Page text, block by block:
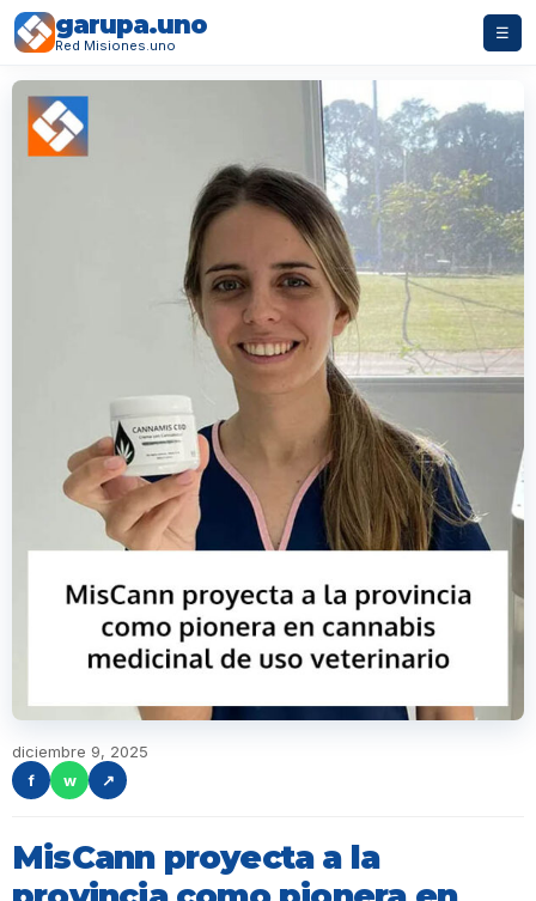
garupa.uno
Red Misiones.uno
☰
diciembre 9, 2025
f
w ↗
MisCann proyecta a la